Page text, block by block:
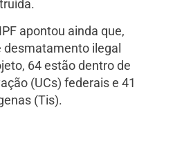
apontou ainda que,
ilegal
64 estão dentro de
(UCs) federais e 41
(Tis).